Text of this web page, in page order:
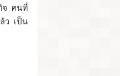
จ คนที่
ว เป็น